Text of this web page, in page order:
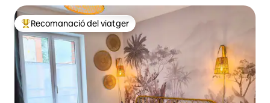
Principals recomanacions dels viatgers
Recomanació del viatger